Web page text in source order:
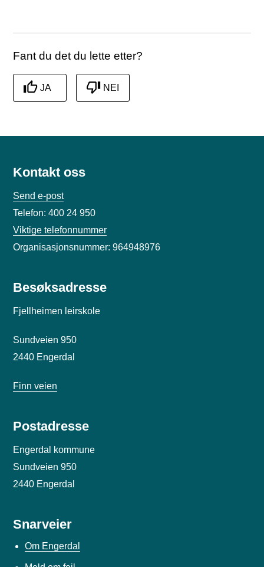
Fant du det du lette etter?
JA NEI
Kontakt oss
Send e-post
Telefon: 400 24 950
Viktige telefonnummer
Organisasjonsnummer: 964948976
Besøksadresse
Fjellheimen leirskole
Sundveien 950
2440 Engerdal
Finn veien
Postadresse
Engerdal kommune
Sundveien 950
2440 Engerdal
Snarveier
Om Engerdal